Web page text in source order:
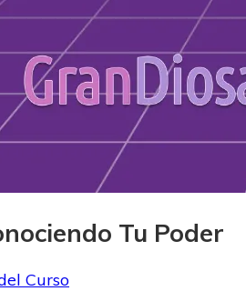
Tu Poder
Curso